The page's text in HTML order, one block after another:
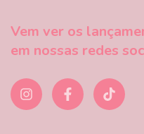
Vem ver os
em nossas redes